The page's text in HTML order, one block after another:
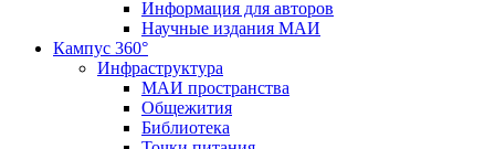
Информация для авторов
Научные издания МАИ
Кампус 360°
Инфраструктура
МАИ пространства
Общежития
Библиотека